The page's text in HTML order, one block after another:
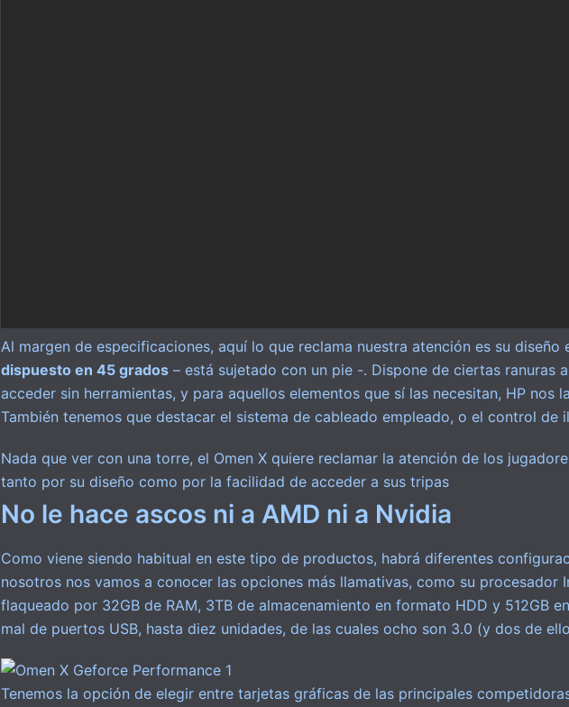
Al margen de especificaciones, aquí lo que reclama nuestra atención es su diseño
dispuesto en 45 grados– está sujetado con un pie -. Dispone de ciertas ranuras
acceder sin herramientas, y para aquellos elementos que sí las necesitan, HP nos
También tenemos que destacar el sistema de cableado empleado, o el control de
Nada que ver con una torre, el Omen X quiere reclamar la atención de los
tanto por su diseño como por la facilidad de acceder a sus tripas
No le hace ascos ni a AMD ni a Nvidia
Como viene siendo habitual en este tipo de productos, habrá diferentes
nosotros nos vamos a conocer las opciones más llamativas, como su procesador
flaqueado por 32GB de RAM, 3TB de almacenamiento en formato HDD y 512GB
mal de puertos USB, hasta diez unidades, de las cuales ocho son 3.0 (y dos de
Tenemos la opción de elegir entre tarjetas gráficas de las principales